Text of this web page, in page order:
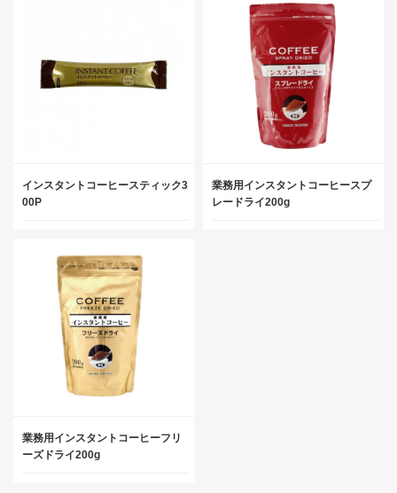
インスタントコーヒースティック3
00P
業務用インスタントコーヒースプ
レードライ200g
業務用インスタントコーヒーフリ
ーズドライ200g